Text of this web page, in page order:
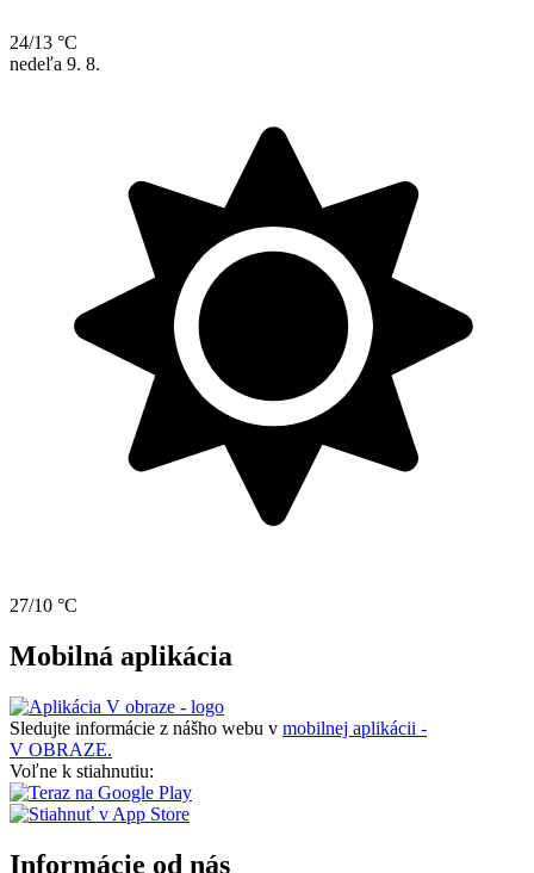
24/13 °C
nedeľa 9. 8.
27/10 °C
Mobilná aplikácia
Sledujte informácie z nášho webu v mobilnej aplikácii -
V OBRAZE.
Voľne k stiahnutiu:
Informácie od nás